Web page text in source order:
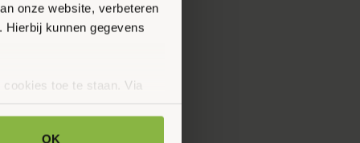
onze website, verbeteren
kunnen gegevens
cookies toe te staan. Via
OK